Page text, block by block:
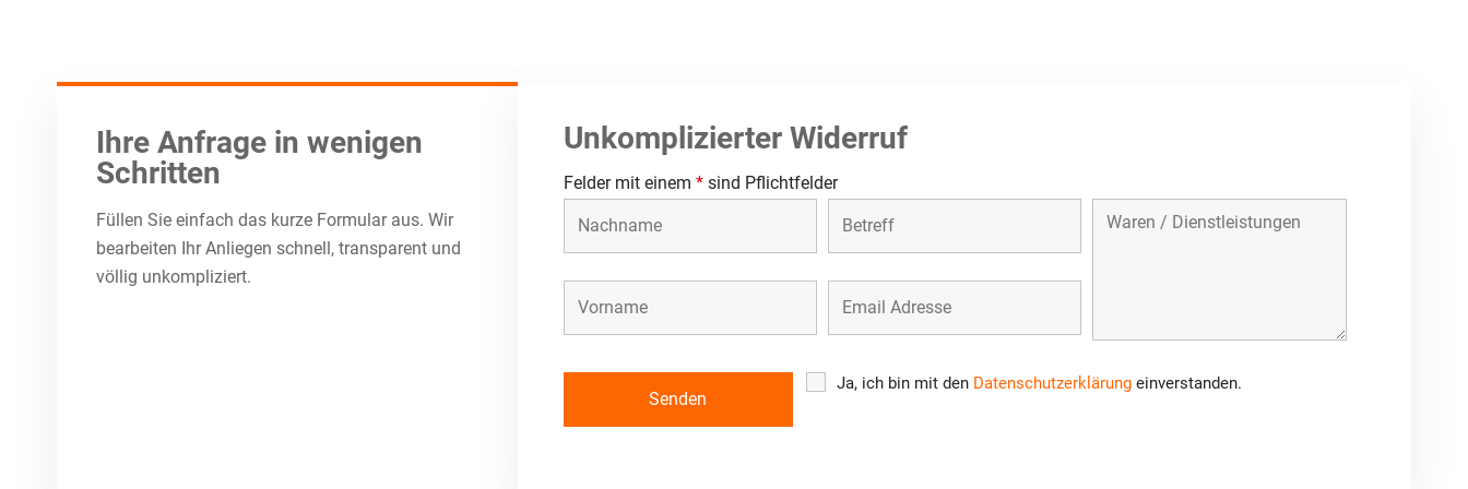
Ihre Anfrage in wenigen
Schritten
Füllen Sie einfach das kurze Formular aus. Wir
bearbeiten Ihr Anliegen schnell, transparent und
völlig unkompliziert.
Unkomplizierter Widerruf
Felder mit einem *sind Pflichtfelder
Ja, ich bin mit den Datenschutzerklärungeinverstanden.